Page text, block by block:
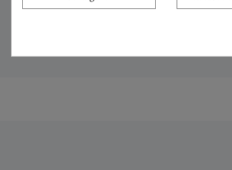
Lisez notre politique de confidentialité